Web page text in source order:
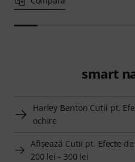
smart
Harley Benton Cutii pt.
ochire
Afişează Cutii pt. Efecte
200 lei - 300 lei